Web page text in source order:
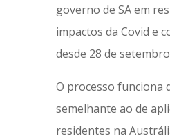
governo de SA em
impactos da Covid e
desde 28 de
O processo funciona
semelhante ao de
residentes na